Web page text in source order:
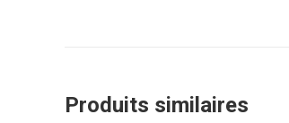
Produits similaires